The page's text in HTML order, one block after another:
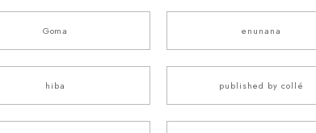
Goma enunana
hiba published by collé